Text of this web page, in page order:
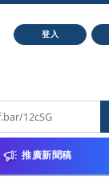
登入
推廣新聞稿